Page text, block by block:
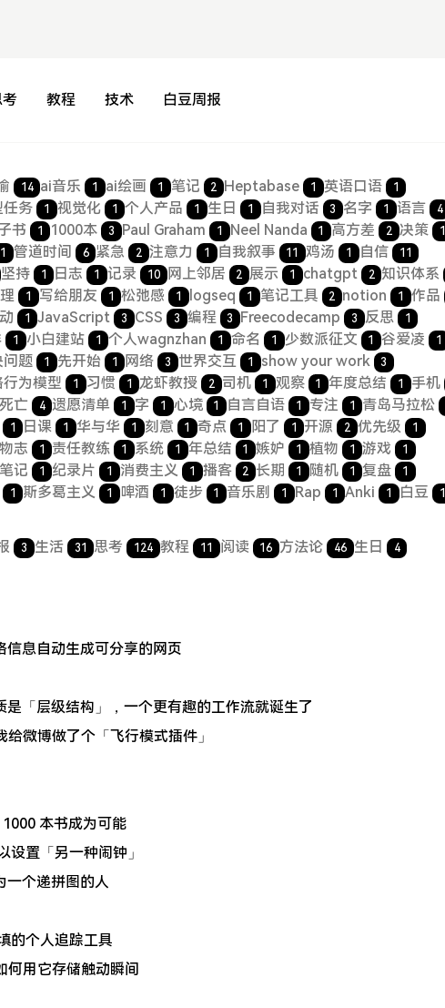
考 教程 技术 白豆周报
14 ai音乐 1 ai绘画 1 笔记 2 Heptabase 1 英语口语 1
任务 1 视觉化 1 个人产品 1 生日 1 自我对话 3 名字 1 语言 4
书 1 1000本 3 Paul Graham 1 Neel Nanda 1 高方差 2 决策 1
1 管道时间 6 紧急 2 注意力 1 自我叙事 11 鸡汤 1 自信 11
坚持 1 日志 1 记录 10 网上邻居 2 展示 1 chatgpt 2 知识体系
1 写给朋友 1 松弛感 1 logseq 1 笔记工具 2 notion 1 作品
1 JavaScript 3 CSS 3 编程 3 Freecodecamp 3 反思 1
1 小白建站 1 个人wagnzhan 1 命名 1 少数派征文 1 谷爱凌 1
问题 1 先开始 1 网络 3 世界交互 1 show your work 3
行为模型 1 习惯 1 龙虾教授 2 司机 1 观察 1 年度总结 1 手机
亡 4 遗愿清单 1 字 1 心境 1 自言自语 1 专注 1 青岛马拉松
1 日课 1 华与华 1 刻意 1 奇点 1 阳了 1 开源 2 优先级 1
志 1 责任教练 1 系统 1 年总结 1 嫉妒 1 植物 1 游戏 1
记 1 纪录片 1 消费主义 1 播客 2 长期 1 随机 1 复盘 1
1 斯多葛主义 1 啤酒 1 徒步 1 音乐剧 1 Rap 1 Anki 1 白豆 1
3 生活 31 思考 124 教程 11 阅读 16 方法论 46 生日 4
信息自动生成可分享的网页
是「层级结构」，一个更有趣的工作流就诞生了
给微博做了个「飞行模式插件」
本书成为可能
设置「另一种闹钟」
个递拼图的人
的个人追踪工具
何用它存储触动瞬间